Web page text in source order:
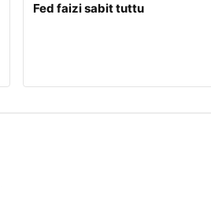
Fed faizi sabit tuttu